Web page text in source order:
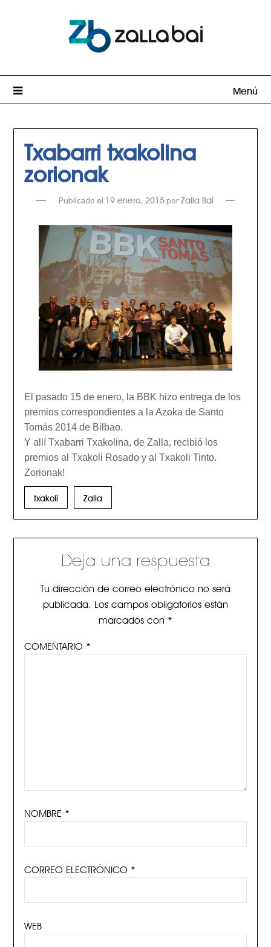
Menú
Txabarri txakolina
zorionak
Publicado el 19 enero, 2015por Zalla Bai
El pasado 15 de enero, la BBK hizo entrega de los
premios correspondientes a la Azoka de Santo
Tomás 2014 de Bilbao.
Y allí Txabarri Txakolina, de Zalla, recibió los
premios al Txakoli Rosado y al Txakoli Tinto.
Zorionak!
txakoli Zalla
Deja una respuesta
Tu dirección de correo electrónico no será
publicada. Los campos obligatorios están
marcados con *
COMENTARIO *
NOMBRE *
CORREO ELECTRÓNICO *
WEB